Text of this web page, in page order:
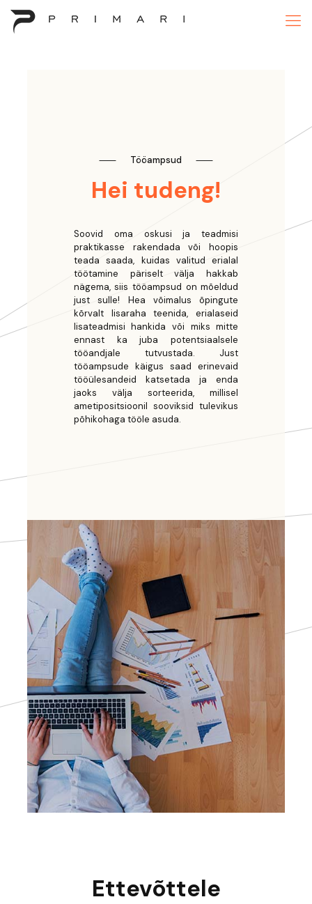
⸺ Tööampsud ⸺
Hei tudeng!
Soovid oma oskusi ja teadmisi
praktikasse rakendada või hoopis
teada saada, kuidas valitud erialal
töötamine päriselt välja hakkab
nägema, siis tööampsud on mõeldud
just sulle! Hea võimalus õpingute
kõrvalt lisaraha teenida, erialaseid
lisateadmisi hankida või miks mitte
ennast ka juba potentsiaalsele
tööandjale tutvustada. Just
tööampsude käigus saad erinevaid
tööülesandeid katsetada ja enda
jaoks välja sorteerida, millisel
ametipositsioonil sooviksid tulevikus
põhikohaga tööle asuda.
Ettevõttele